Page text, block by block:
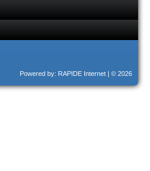
Powered by: RAPIDE Internet | © 2026